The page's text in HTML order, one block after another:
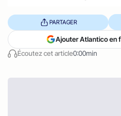
Écoutez cet article0:00min
PARTAGER
Ajouter Atlantico en